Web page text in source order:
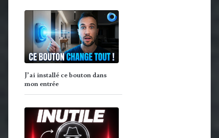
J’ai installé ce bouton dans
mon entrée